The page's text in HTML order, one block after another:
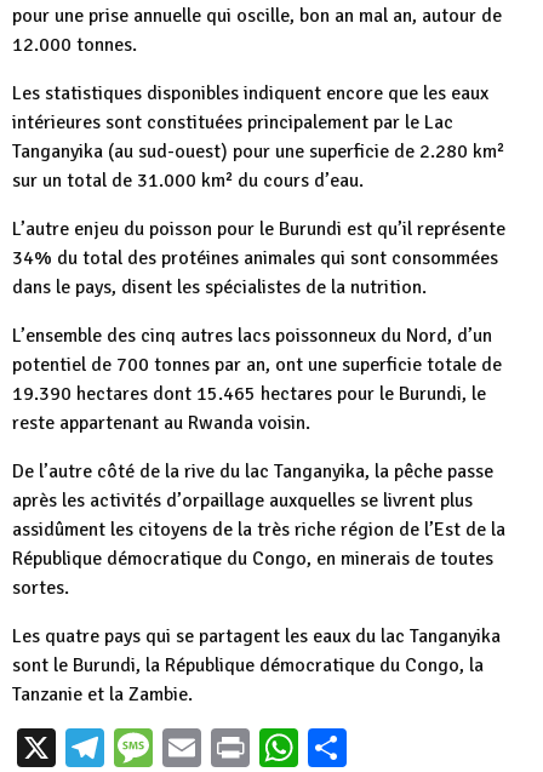
pour une prise annuelle qui oscille, bon an mal an, autour de
12.000 tonnes.
Les statistiques disponibles indiquent encore que les eaux
intérieures sont constituées principalement par le Lac
Tanganyika (au sud-ouest) pour une superficie de 2.280 km²
sur un total de 31.000 km² du cours d’eau.
L’autre enjeu du poisson pour le Burundi est qu’il représente
34% du total des protéines animales qui sont consommées
dans le pays, disent les spécialistes de la nutrition.
L’ensemble des cinq autres lacs poissonneux du Nord, d’un
potentiel de 700 tonnes par an, ont une superficie totale de
19.390 hectares dont 15.465 hectares pour le Burundi, le
reste appartenant au Rwanda voisin.
De l’autre côté de la rive du lac Tanganyika, la pêche passe
après les activités d’orpaillage auxquelles se livrent plus
assidûment les citoyens de la très riche région de l’Est de la
République démocratique du Congo, en minerais de toutes
sortes.
Les quatre pays qui se partagent les eaux du lac Tanganyika
sont le Burundi, la République démocratique du Congo, la
Tanzanie et la Zambie.
X Telegram
Message
EmailPrintWhatsApp